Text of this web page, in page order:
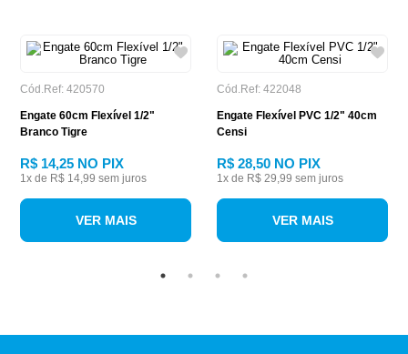
Cód.Ref: 420570
Engate 60cm Flexível 1/2"
Branco Tigre
R$ 14,25 NO PIX
1x de R$ 14,99 sem juros
VER MAIS
Cód.Ref: 422048
Engate Flexível PVC 1/2" 40cm
Censi
R$ 28,50 NO PIX
1x de R$ 29,99 sem juros
VER MAIS